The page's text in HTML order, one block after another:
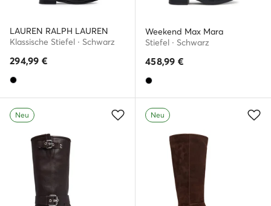
LAUREN RALPH LAUREN
Klassische Stiefel · Schwarz
294,99 €
Weekend Max Mara
Stiefel · Schwarz
458,99 €
Neu Neu